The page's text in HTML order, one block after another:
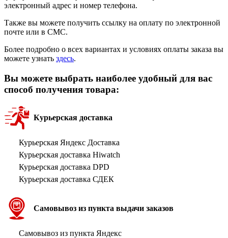
электронный адрес и номер телефона.
Также вы можете получить ссылку на оплату по электронной
почте или в СМС.
Более подробно о всех вариантах и условиях оплаты заказа вы
можете узнать здесь.
Вы можете выбрать наиболее удобный для вас
способ получения товара:
Курьерская доставка
Курьерская Яндекс Доставка
Курьерская доставка Hiwatch
Курьерская доставка DPD
Курьерская доставка СДЕК
Самовывоз из пункта выдачи заказов
Самовывоз из пункта Яндекс